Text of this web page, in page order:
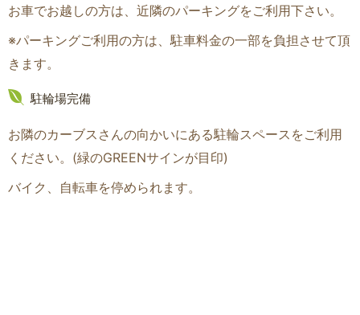
お車でお越しの方は、近隣のパーキングをご利用下さい。
※パーキングご利用の方は、駐車料金の一部を負担させて頂
きます。
駐輪場完備
お隣のカーブスさんの向かいにある駐輪スペースをご利用
ください。(緑のGREENサインが目印)
バイク、自転車を停められます。